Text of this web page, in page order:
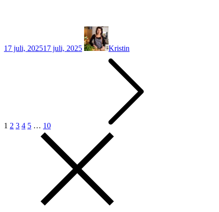
17 juli, 202517 juli, 2025 Kristin
1 2 3 4 5 … 10